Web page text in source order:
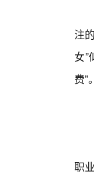
注
女”
费”。
职